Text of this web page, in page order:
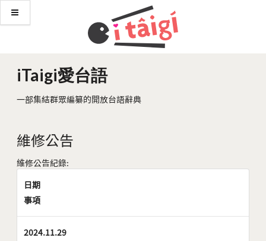
iTaigi愛台語
一部集結群眾編纂的開放台語辭典
維修公告
維修公告紀錄:
日期
事項
2024.11.29